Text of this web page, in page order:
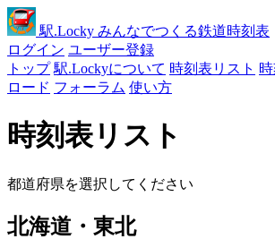
駅.Locky みんなでつくる鉄道時刻表
ログイン ユーザー登録
トップ 駅.Lockyについて 時刻表リスト
ロード フォーラム 使い方
時刻表リスト
都道府県を選択してください
北海道・東北